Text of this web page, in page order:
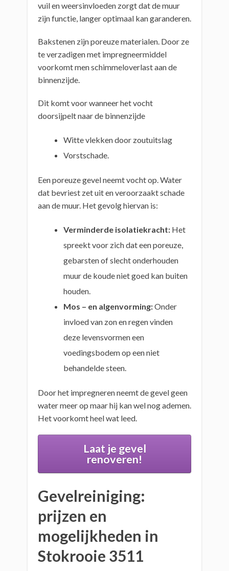
vuil en weersinvloeden zorgt dat de muur
zijn functie, langer optimaal kan garanderen.
Bakstenen zijn poreuze materialen. Door ze
te verzadigen met impregneermiddel
voorkomt men schimmeloverlast aan de
binnenzijde.
Dit komt voor wanneer het vocht
doorsijpelt naar de binnenzijde
Witte vlekken door zoutuitslag
Vorstschade.
Een poreuze gevel neemt vocht op. Water
dat bevriest zet uit en veroorzaakt schade
aan de muur. Het gevolg hiervan is:
Verminderde isolatiekracht: Het
spreekt voor zich dat een poreuze,
gebarsten of slecht onderhouden
muur de koude niet goed kan buiten
houden.
Mos – en algenvorming:Onder
invloed van zon en regen vinden
deze levensvormen een
voedingsbodem op een niet
behandelde steen.
Door het impregneren neemt de gevel geen
water meer op maar hij kan wel nog ademen.
Het voorkomt heel wat leed.
Laat je gevel
renoveren!
Gevelreiniging:
prijzen en
mogelijkheden in
Stokrooie 3511